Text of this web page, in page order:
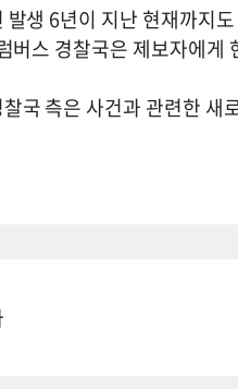
발생 6년이 지난 현재까지
버스 경찰국은 제보자에게
국 측은 사건과 관련한